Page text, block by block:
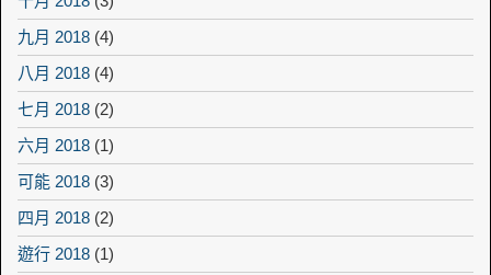
九月 2018 (4)
八月 2018 (4)
七月 2018 (2)
六月 2018 (1)
可能 2018 (3)
四月 2018 (2)
遊行 2018 (1)